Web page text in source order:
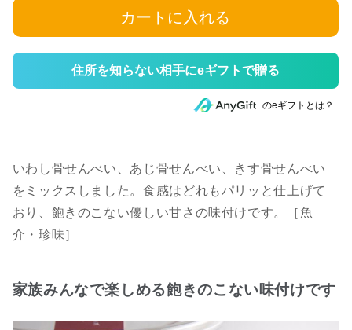
カートに入れる
住所を知らない相手にeギフトで贈る
のeギフトとは？
いわし骨せんべい、あじ骨せんべい、きす骨せんべい
をミックスしました。食感はどれもパリッと仕上げて
おり、飽きのこない優しい甘さの味付けです。［魚
介・珍味］
家族みんなで楽しめる飽きのこない味付けです